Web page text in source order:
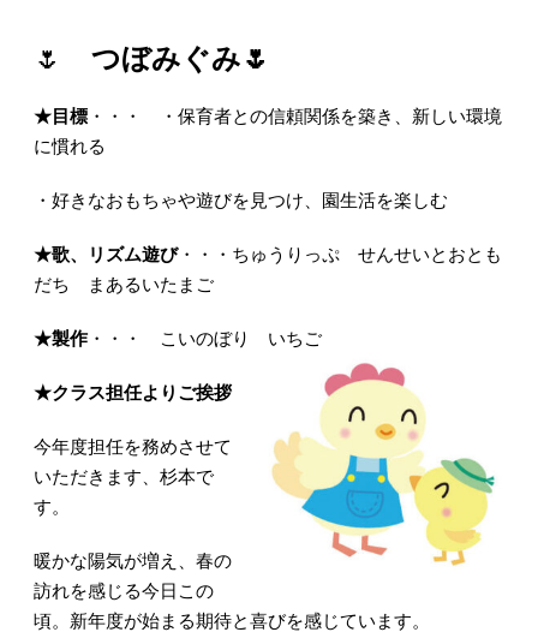
🌷 つぼみぐみ🌷
★目標・・・ ・保育者との信頼関係を築き、新しい環境
に慣れる
・好きなおもちゃや遊びを見つけ、園生活を楽しむ
★歌、リズム遊び・・・ちゅうりっぷ せんせいとおとも
だち まあるいたまご
★製作・・・ こいのぼり いちご
★クラス担任よりご挨拶
今年度担任を務めさせて
いただきます、杉本で
す。
暖かな陽気が増え、春の
訪れを感じる今日この
頃。新年度が始まる期待と喜びを感じています。